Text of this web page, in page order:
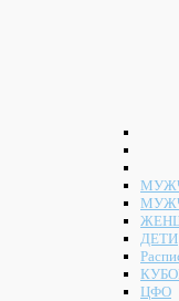
ДЕТИ
ЦФО